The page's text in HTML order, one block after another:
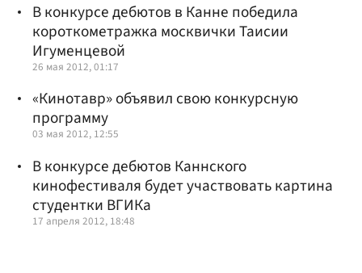
В конкурсе дебютов в Канне победила
короткометражка москвички Таисии
Игуменцевой
26 мая 2012, 01:17
«Кинотавр» объявил свою конкурсную
программу
03 мая 2012, 12:55
В конкурсе дебютов Каннского
кинофестиваля будет участвовать картина
студентки ВГИКа
17 апреля 2012, 18:48